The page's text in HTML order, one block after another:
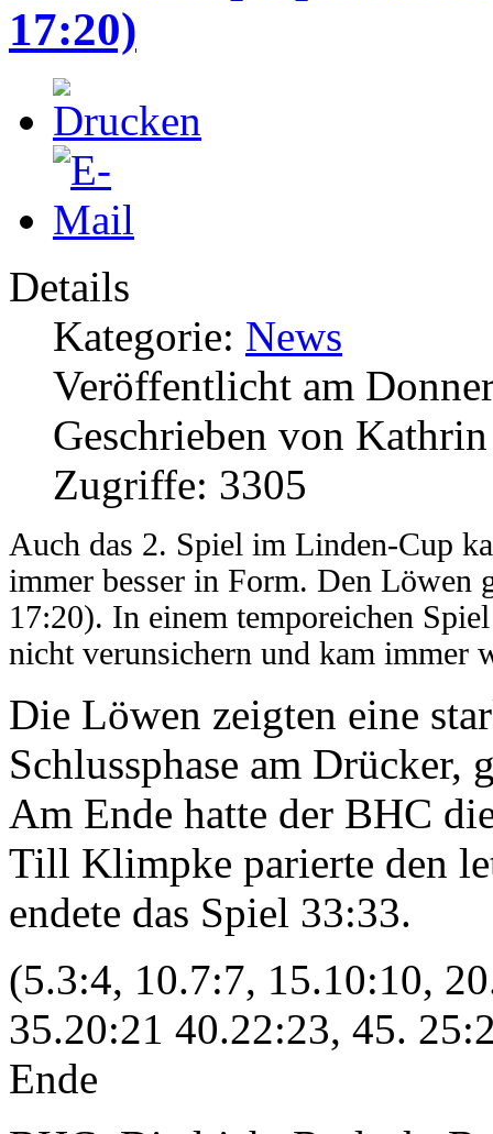
17:20)
Details
Kategorie: News
Veröffentlicht am
Geschrieben von
Zugriffe: 3305
Auch das 2. Spiel im Linden-Cup
immer besser in Form. Den Löwen
17:20). In einem temporeichen
nicht verunsichern und kam immer
Die Löwen zeigten eine
Schlussphase am
Am Ende hatte der BHC
Till Klimpke parierte den
endete das Spiel 33:33.
(5.3:4, 10.7:7, 15.10:10,
35.20:21 40.22:23, 45.
Ende